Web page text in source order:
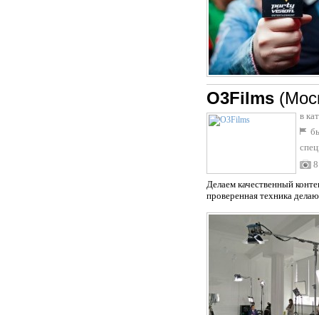
O3Films
в
8
Делаем качественный
проверенная техника